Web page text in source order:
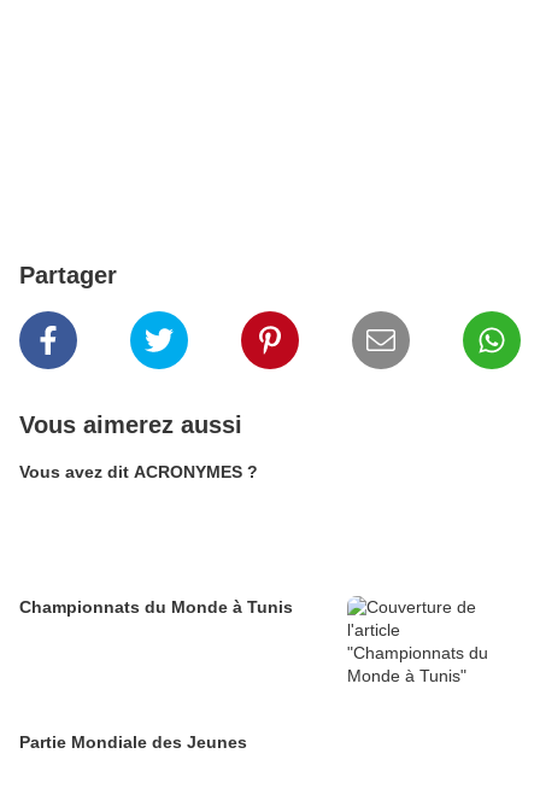
Partager
Vous aimerez aussi
Vous avez dit ACRONYMES ?
Championnats du Monde à Tunis
Partie Mondiale des Jeunes